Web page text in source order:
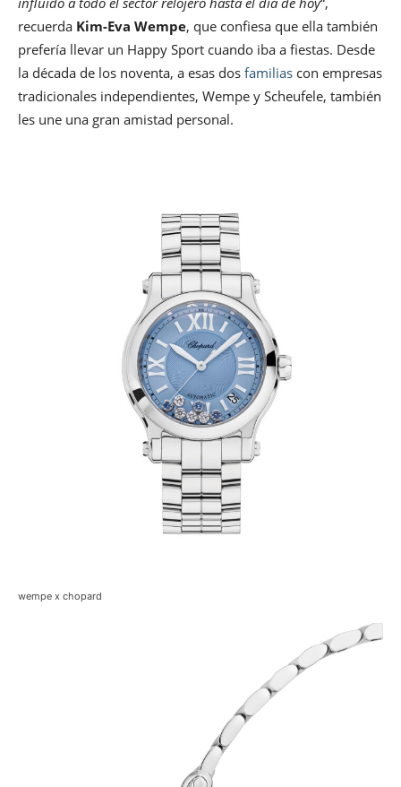
recuerda Kim-Eva Wempe, que confiesa que ella también
prefería llevar un Happy Sport cuando iba a fiestas. Desde
la década de los noventa, a esas dos familias con empresas
tradicionales independientes, Wempe y Scheufele, también
les une una gran amistad personal.
wempe x chopard